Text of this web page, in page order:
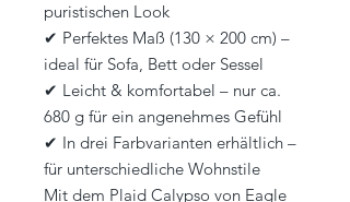
puristischen Look
✔ Perfektes Maß (130 × 200 cm) –
ideal für Sofa, Bett oder Sessel
✔ Leicht & komfortabel – nur ca.
680 g für ein angenehmes Gefühl
✔ In drei Farbvarianten erhältlich –
für unterschiedliche Wohnstile
Mit dem Plaid Calypso von Eagle